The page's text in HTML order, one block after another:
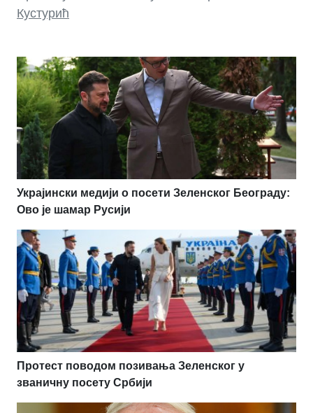
Кустурић
Украјински медији о посети Зеленског Београду:
Ово је шамар Русији
Протест поводом позивања Зеленског у
званичну посету Србији